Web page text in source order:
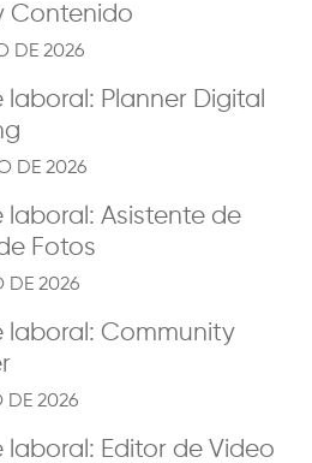
Contenido
DE 2026
Planner Digital
DE 2026
laboral: Asistente de
Fotos
DE 2026
laboral: Community
DE 2026
laboral: Editor de Video